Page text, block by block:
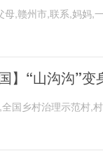
母,赣州市,联系,妈妈,
】“山沟沟”
国乡村治理示范村,